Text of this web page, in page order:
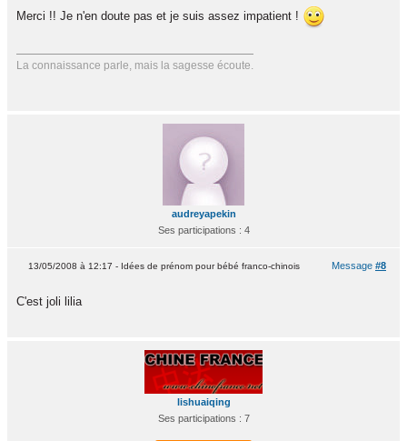
Merci !! Je n'en doute pas et je suis assez impatient !
La connaissance parle, mais la sagesse écoute.
audreyapekin
Ses participations : 4
Message #8
13/05/2008 à 12:17 - Idées de prénom pour bébé franco-chinois
C'est joli lilia
lishuaiqing
Ses participations : 7